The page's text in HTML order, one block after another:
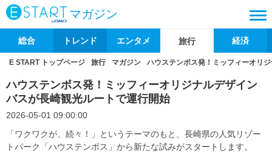
マガジン
総合 トレンド エンタメ 旅行 経済
E START トップページ 旅行 マガジン ハウステンボス発！ミッフィーオリ
ハウステンボス発！ミッフィーオリジナルデザイン
バスが長崎観光ルートで運行開始
2026-05-01 09:00:00
「ワクワクが、続々！」というテーマのもと、長崎県の人気リゾー
トパーク「ハウステンボス」から新たな試みがスタートします。